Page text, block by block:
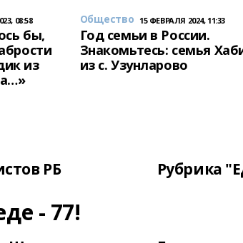
08:58
бы,
из
Общество 15 ФЕВРАЛЯ 2024, 11:33
Год семьи в России.
Знакомьтесь: семья
из с. Узунларово
РБ Рубрика
- 77!